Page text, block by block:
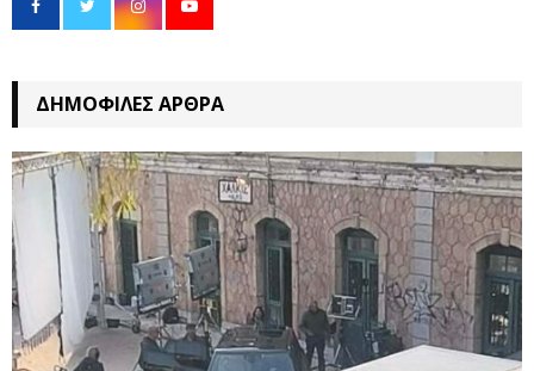
ΔΗΜΟΦΙΛΈΣ ΆΡΘΡΑ